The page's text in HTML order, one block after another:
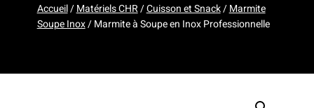
h
e
Accueil/Matériels CHR/Cuisson et Snack/Marmite
Soupe Inox/ Marmite à Soupe en Inox Professionnelle